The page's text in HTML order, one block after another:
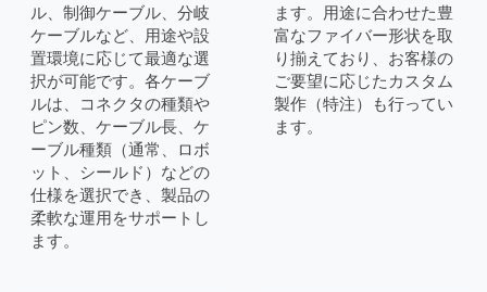
ル、制御ケーブル、分岐
ケーブルなど、用途や設
置環境に応じて最適な選
択が可能です。各ケーブ
ルは、コネクタの種類や
ピン数、ケーブル長、ケ
ーブル種類（通常、ロボ
ット、シールド）などの
仕様を選択でき、製品の
柔軟な運用をサポートし
ます。
ます。用途に合わせた豊
富なファイバー形状を取
り揃えており、お客様の
ご要望に応じたカスタム
製作（特注）も行ってい
ます。